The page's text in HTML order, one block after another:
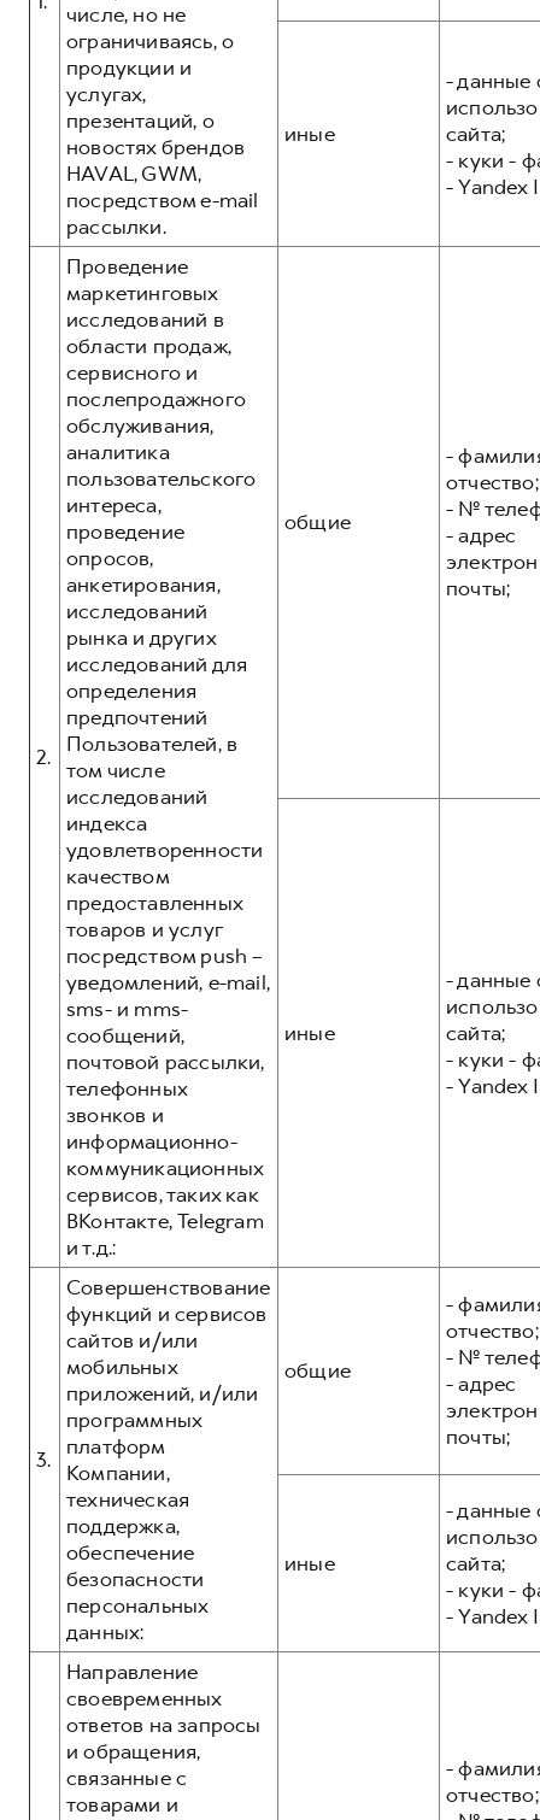
числе, но не
ограничиваясь, о
продукции и
услугах,
презентаций, о
новостях брендов
HAVAL, GWM,
посредством e-mail
рассылки.
иные
- данные
сайта;
- куки -
- Yandex
2.
Проведение
маркетинговых
исследований в
области продаж,
сервисного и
послепродажного
обслуживания,
аналитика
пользовательского
интереса,
проведение
опросов,
анкетирования,
исследований
рынка и других
исследований для
определения
предпочтений
Пользователей, в
том числе
исследований
индекса
удовлетворенности
качеством
предоставленных
товаров и услуг
посредством push –
уведомлений, e-mail,
sms- и mms-
сообщений,
почтовой рассылки,
телефонных
звонков и
информационно-
коммуникационных
сервисов, таких как
ВКонтакте, Telegram
и т.д.:
общие
-
отчество;
- №
- адрес
почты;
иные
- данные
сайта;
- куки -
- Yandex
3.
Совершенствование
функций и сервисов
сайтов и/или
мобильных
приложений, и/или
программных
платформ
Компании,
техническая
поддержка,
обеспечение
безопасности
персональных
данных:
общие
-
отчество;
- №
- адрес
почты;
иные
- данные
сайта;
- куки -
- Yandex
Направление
своевременных
ответов на запросы
и обращения,
связанные с
товарами и
-
отчество;